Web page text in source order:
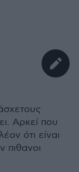
Αρκεί που
ότι είναι
πιθανοι